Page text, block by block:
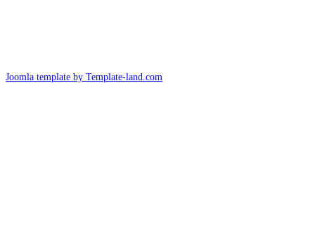
Joomla template by Template-land.com